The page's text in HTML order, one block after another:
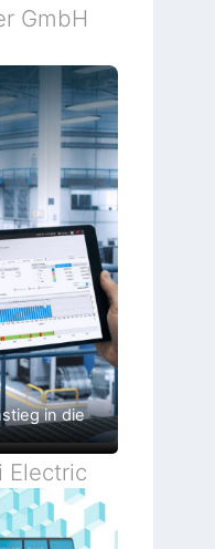
GmbH
in die
Electric